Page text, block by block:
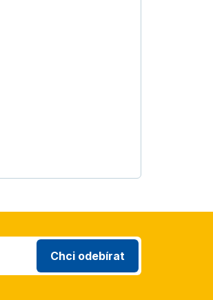
Chci odebírat